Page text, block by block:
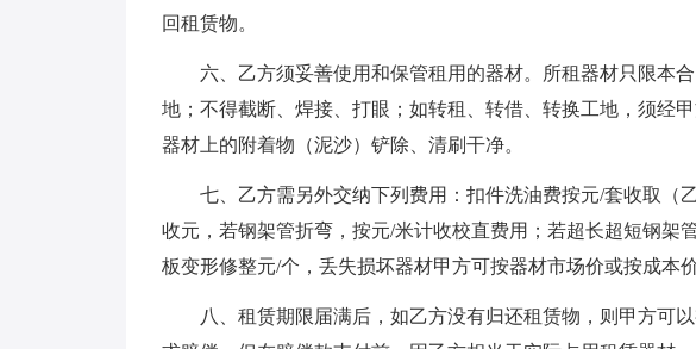
回租赁物。
六、乙方须妥善使用和保管租用的器材。所租器材只限本
地；不得截断、焊接、打眼；如转租、转借、转换工地，须经
器材上的附着物（泥沙）铲除、清刷干净。
七、乙方需另外交纳下列费用：扣件洗油费按元/套收取（
收元，若钢架管折弯，按元/米计收校直费用；若超长超短钢架
板变形修整元/个，丢失损坏器材甲方可按器材市场价或按成本价
八、租赁期限届满后，如乙方没有归还租赁物，则甲方可